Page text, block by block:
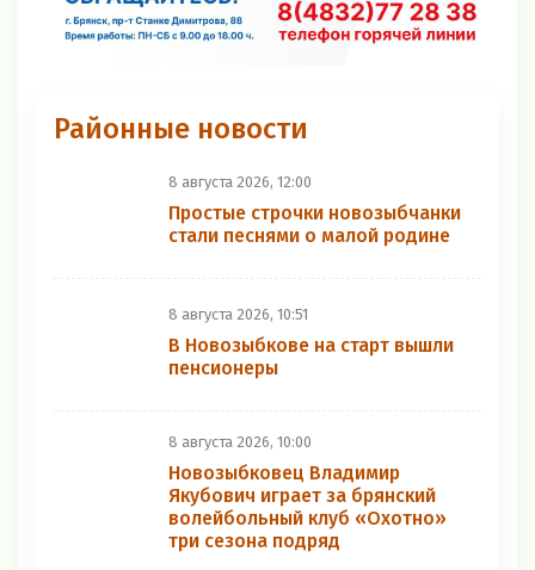
Районные новости
8 августа 2026, 12:00
Простые строчки новозыбчанки
стали песнями о малой родине
8 августа 2026, 10:51
В Новозыбкове на старт вышли
пенсионеры
8 августа 2026, 10:00
Новозыбковец Владимир
Якубович играет за брянский
волейбольный клуб «Охотно»
три сезона подряд